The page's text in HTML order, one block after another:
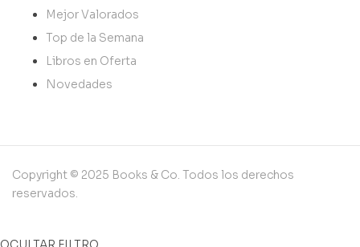
Mejor Valorados
Top de la Semana
Libros en Oferta
Novedades
Copyright © 2025 Books & Co. Todos los derechos
reservados.